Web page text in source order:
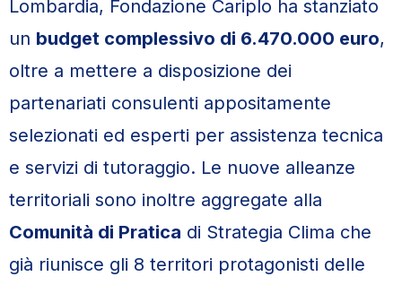
Lombardia, Fondazione Cariplo ha stanziato
un budget complessivo di 6.470.000 euro,
oltre a mettere a disposizione dei
partenariati consulenti appositamente
selezionati ed esperti per assistenza tecnica
e servizi di tutoraggio. Le nuove alleanze
territoriali sono inoltre aggregate alla
Comunità di Pratica di Strategia Clima che
già riunisce gli 8 territori protagonisti delle